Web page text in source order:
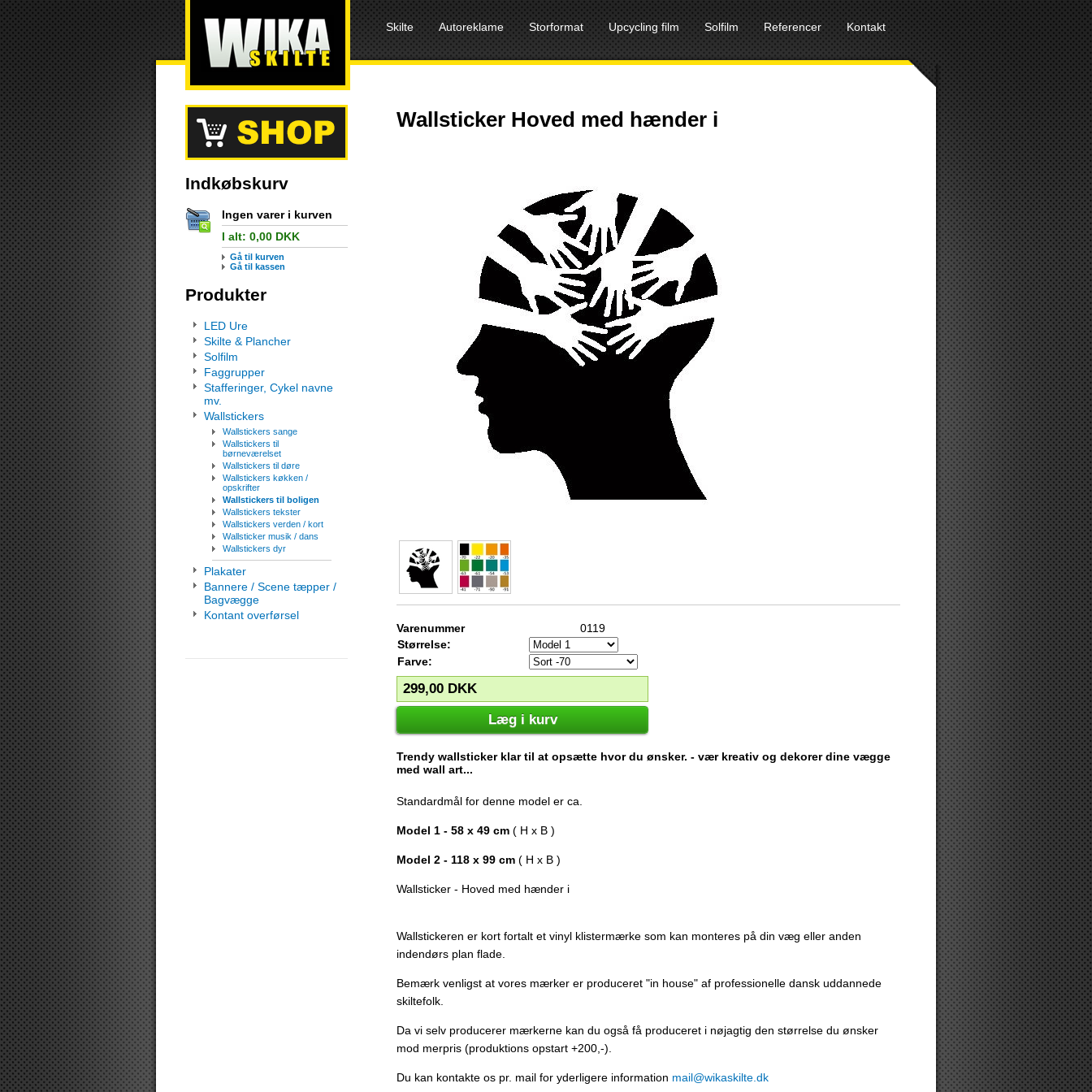
Skilte Autoreklame Storformat Upcycling film Solfilm Referencer Kontakt
Indkøbskurv
Ingen varer i kurven
I alt: 0,00 DKK
Gå til kurven
Gå til kassen
Produkter
LED Ure
Skilte & Plancher
Solfilm
Faggrupper
Stafferinger, Cykel navne
mv.
Wallstickers
Wallstickers sange
Wallstickers til
børneværelset
Wallstickers til døre
Wallstickers køkken /
opskrifter
Wallstickers til boligen
Wallstickers tekster
Wallstickers verden / kort
Wallsticker musik / dans
Wallstickers dyr
Plakater
Bannere / Scene tæpper /
Bagvægge
Kontant overførsel
Wallsticker Hoved med hænder i
Varenummer
0119
Størrelse:
Farve:
299,00 DKK
Læg i kurv
Trendy wallsticker klar til at opsætte hvor du ønsker. - vær kreativ og dekorer dine vægge
med wall art...
Standardmål for denne model er ca.
Model 1 - 58 x 49 cm ( H x B )
Model 2 - 118 x 99 cm ( H x B )
Wallsticker - Hoved med hænder i
Wallstickeren er kort fortalt et vinyl klistermærke som kan monteres på din væg eller anden
indendørs plan flade.
Bemærk venligst at vores mærker er produceret "in house" af professionelle dansk uddannede
skiltefolk.
Da vi selv producerer mærkerne kan du også få produceret i nøjagtig den størrelse du ønsker
mod merpris (produktions opstart +200,-).
Du kan kontakte os pr. mail for yderligere information mail@wikaskilte.dk